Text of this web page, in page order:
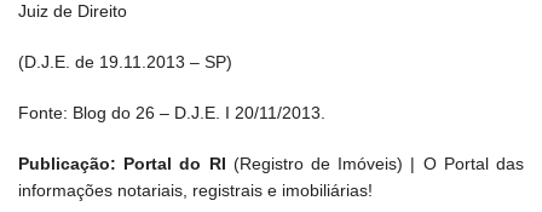
Juiz de Direito
(D.J.E. de 19.11.2013 – SP)
Fonte: Blog do 26 – D.J.E. I 20/11/2013.
Publicação: Portal do RI (Registro de Imóveis) | O Portal das
informações notariais, registrais e imobiliárias!